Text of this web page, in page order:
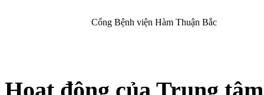
Cổng Bệnh viện Hàm Thuận Bắc